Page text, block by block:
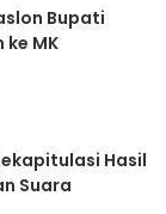
Bupati
MK
Hasil
Suara